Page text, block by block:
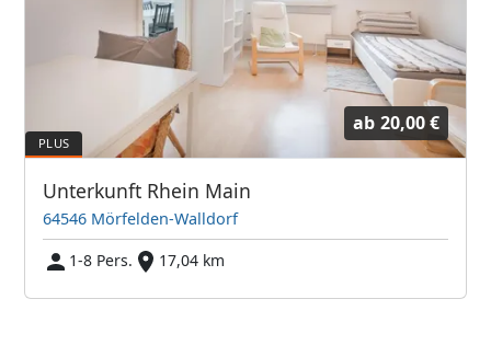
ab 20,00 €
Unterkunft Rhein Main
64546 Mörfelden-Walldorf
1-8 Pers.
17,04 km